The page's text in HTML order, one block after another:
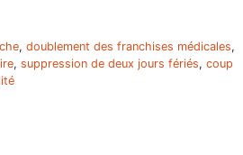
, doublement des franchises médicales,
, suppression de deux jours fériés, coup